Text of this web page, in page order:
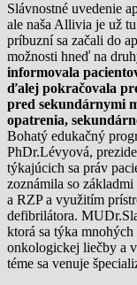
Slávnostné uvedenie
ale naša Allivia je už
príbuzní sa začali do
možnosti hneď na
informovala
ďalej pokračovala
pred sekundárnymi
opatrenia,
Bohatý edukačný
PhDr.Lévyová,
týkajúcich sa práv
zoznámila so
a RZP a využitím
defibrilátora.
ktorá sa týka
onkologickej liečby a
téme sa venuje